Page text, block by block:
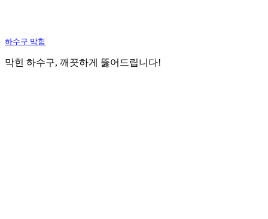
하수구 막힘
막힌 하수구, 깨끗하게 뚫어드립니다!